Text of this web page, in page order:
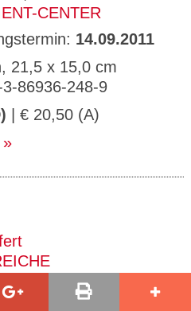
CENTER
14.09.2011
21,5 x 15,0 cm
86936-248-9
| € 20,50 (A)
FÜR
COACHS